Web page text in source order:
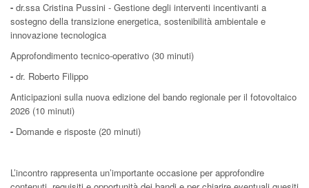
- dr.ssa Cristina Pussini - Gestione degli interventi incentivanti a
sostegno della transizione energetica, sostenibilità ambientale e
innovazione tecnologica
Approfondimento tecnico-operativo (30 minuti)
- dr. Roberto Filippo
Anticipazioni sulla nuova edizione del bando regionale per il fotovoltaico
2026 (10 minuti)
- Domande e risposte (20 minuti)
L’incontro rappresenta un’importante occasione per approfondire